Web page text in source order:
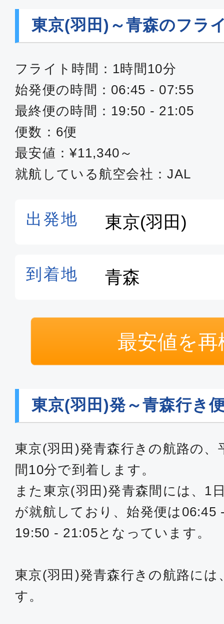
東京(羽田)～青森のフラ
フライト時間：1時間10分
始発便の時間：06:45 - 07:55
最終便の時間：19:50 - 21:05
便数：6便
最安値：¥11,340～
就航している航空会社：JAL
最安値を再
東京(羽田)発～青森行き
東京(羽田)発青森行きの航路の
間10分で到着します。
また東京(羽田)発青森間には、1
が就航しており、始発便は06:45
19:50 - 21:05となっています。
東京(羽田)発青森行きの航路に
す。